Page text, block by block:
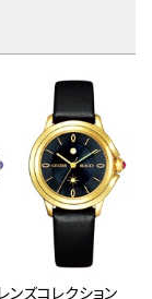
ンズコレクション